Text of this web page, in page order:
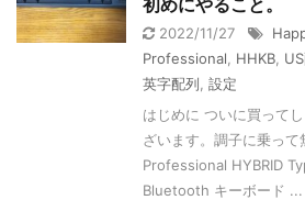
初めにやること。
2022/11/27
Professional
HHKB
英字配列 設定
はじめに ついに買って
ざいます。調子に乗っ
Professional HYBRID
Bluetooth キーボード ...